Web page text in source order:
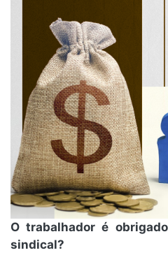
O trabalhador é
sindical?